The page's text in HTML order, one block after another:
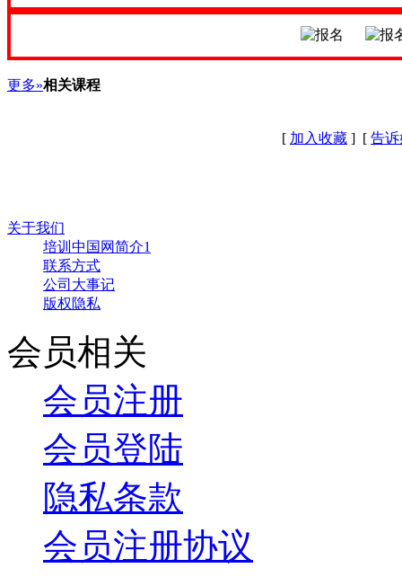
更多»相关课程
[ 加入收藏 ] [ 告
关于我们
培训中国网简介1
联系方式
公司大事记
版权隐私
会员相关
会员注册
会员登陆
隐私条款
会员注册协议